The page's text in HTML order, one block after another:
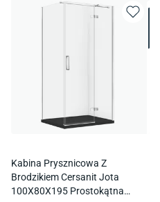
Kabina Prysznicowa Z
Brodzikiem Cersanit Jota
100X80X195 Prostokątna